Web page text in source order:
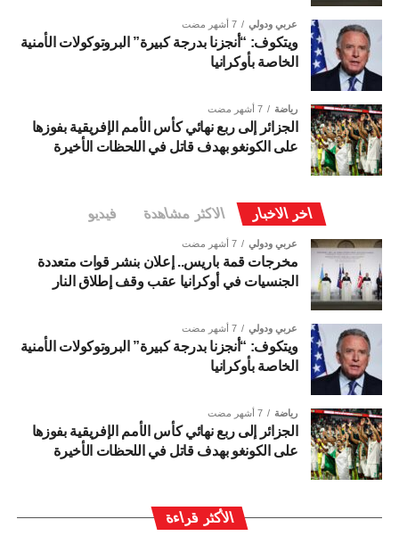
عربي ودولي 7 أشهر مضت
ويتكوف: “أنجزنا بدرجة كبيرة” البروتوكولات الأمنية
الخاصة بأوكرانيا
رياضة 7 أشهر مضت
الجزائر إلى ربع نهائي كأس الأمم الإفريقية بفوزها
على الكونغو بهدف قاتل في اللحظات الأخيرة
اخر الاخبار الاكثر مشاهدة فيديو
عربي ودولي 7 أشهر مضت
مخرجات قمة باريس.. إعلان بنشر قوات متعددة
الجنسيات في أوكرانيا عقب وقف إطلاق النار
عربي ودولي 7 أشهر مضت
ويتكوف: “أنجزنا بدرجة كبيرة” البروتوكولات الأمنية
الخاصة بأوكرانيا
رياضة 7 أشهر مضت
الجزائر إلى ربع نهائي كأس الأمم الإفريقية بفوزها
على الكونغو بهدف قاتل في اللحظات الأخيرة
الأكثر قراءة